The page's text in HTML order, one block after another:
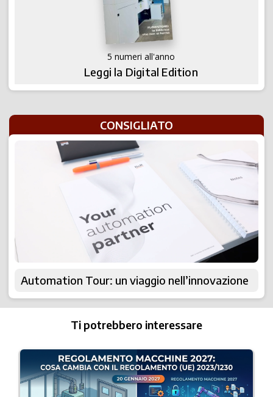
5 numeri all'anno
Leggi la Digital Edition
CONSIGLIATO
Automation Tour: un viaggio nell’innovazione
Ti potrebbero interessare